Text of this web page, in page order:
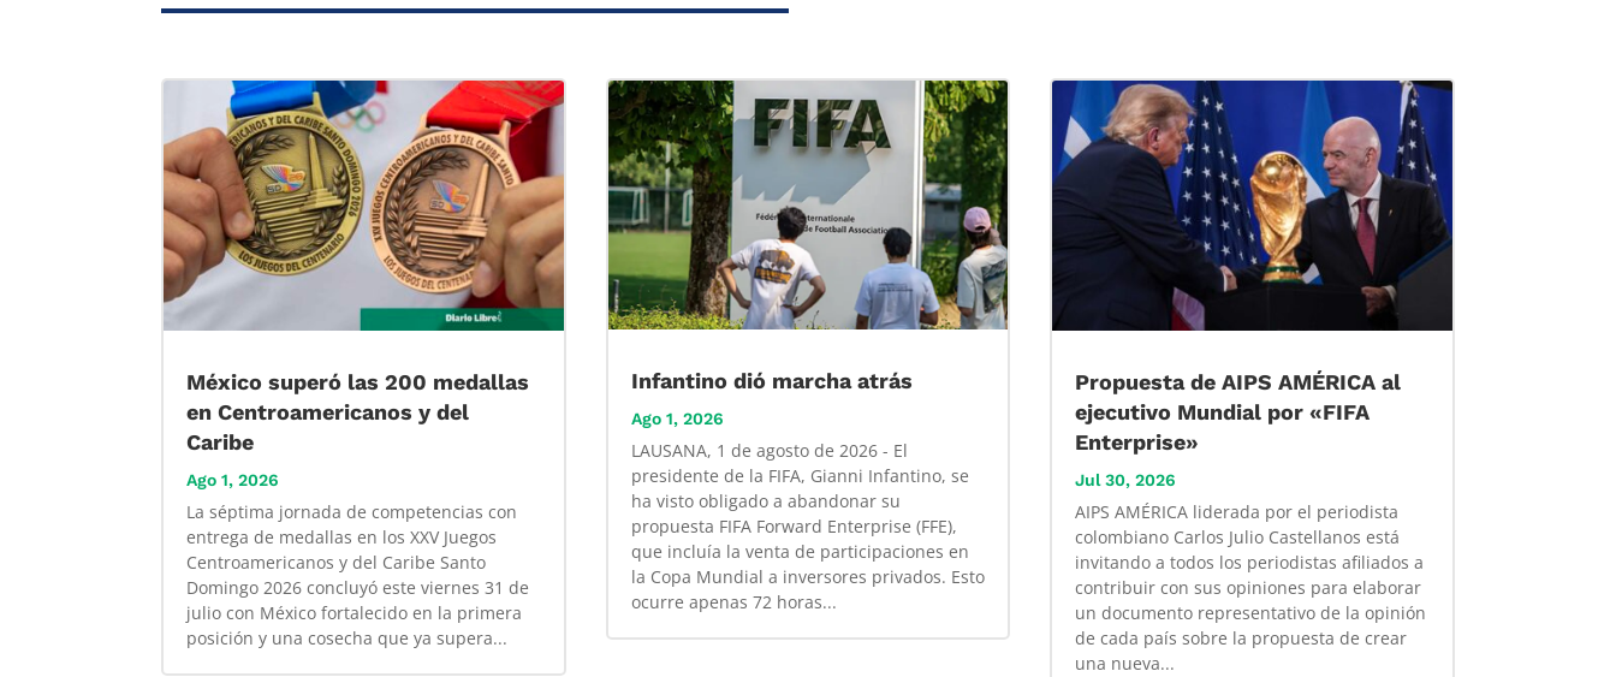
México superó las 200 medallas
en Centroamericanos y del
Caribe
Ago 1, 2026
La séptima jornada de competencias con
entrega de medallas en los XXV Juegos
Centroamericanos y del Caribe Santo
Domingo 2026 concluyó este viernes 31 de
julio con México fortalecido en la primera
posición y una cosecha que ya supera...
Infantino dió marcha atrás
Ago 1, 2026
LAUSANA, 1 de agosto de 2026 - El
presidente de la FIFA, Gianni Infantino, se
ha visto obligado a abandonar su
propuesta FIFA Forward Enterprise (FFE),
que incluía la venta de participaciones en
la Copa Mundial a inversores privados. Esto
ocurre apenas 72 horas...
Propuesta de AIPS AMÉRICA al
ejecutivo Mundial por «FIFA
Enterprise»
Jul 30, 2026
AIPS AMÉRICA liderada por el periodista
colombiano Carlos Julio Castellanos está
invitando a todos los periodistas afiliados a
contribuir con sus opiniones para elaborar
un documento representativo de la opinión
de cada país sobre la propuesta de crear
una nueva...